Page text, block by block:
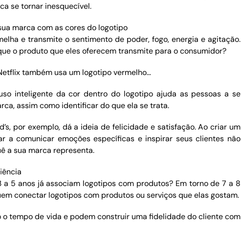
se tornar inesquecível.
marca com as cores do logotipo
e transmite o sentimento de poder, fogo, energia e agitação.
o produto que eles oferecem transmite para o consumidor?
também usa um logotipo vermelho…
inteligente da cor dentro do logotipo ajuda as pessoas a se
assim como identificar do que ela se trata.
por exemplo, dá a ideia de felicidade e satisfação. Ao criar um
a comunicar emoções específicas e inspirar seus clientes não
a sua marca representa.
5 anos já associam logotipos com produtos? Em torno de 7 a 8
conectar logotipos com produtos ou serviços que elas gostam.
o tempo de vida e podem construir uma fidelidade do cliente com